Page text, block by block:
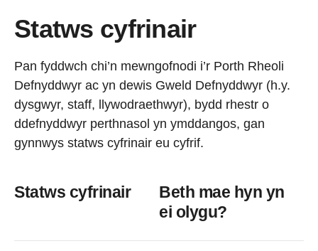
Statws cyfrinair
Pan fyddwch chi’n mewngofnodi i’r Porth Rheoli
Defnyddwyr ac yn dewis Gweld Defnyddwyr (h.y.
dysgwyr, staff, llywodraethwyr), bydd rhestr o
ddefnyddwyr perthnasol yn ymddangos, gan
gynnwys statws cyfrinair eu cyfrif.
Statws cyfrinair
Beth mae hyn yn
ei olygu?